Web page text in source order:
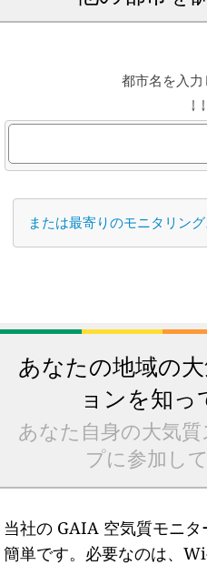
都市名を入
↓
または最寄りのモニタリン
あなたの地域の
ョンを知
あなた自身の大気
プに参加し
当社の GAIA 空気質モニ
簡単です。必要なのは、